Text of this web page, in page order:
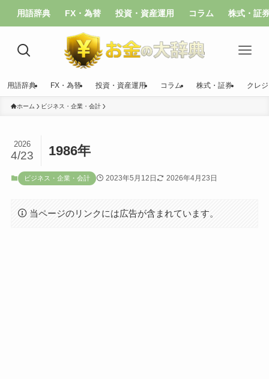
用語辞典 FX・為替 投資・資産運用 コラム 株式・証
用語辞典 FX・為替 投資・資産運用 コラム 株式・証券 クレ
ホーム ビジネス・企業・会計
1986年
2026
4/23
ビジネス・企業・会計 2023年5月12日 2026年4月23日
当ページのリンクには広告が含まれています。